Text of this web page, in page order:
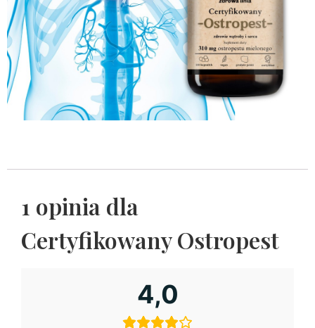
1 opinia dla
Certyfikowany Ostropest
4,0